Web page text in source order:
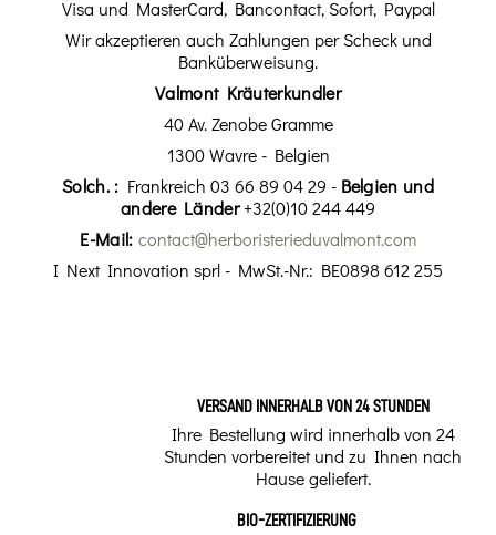
Visa und MasterCard, Bancontact, Sofort, Paypal
Wir akzeptieren auch Zahlungen per Scheck und
Banküberweisung.
Valmont Kräuterkundler
40 Av. Zenobe Gramme
1300 Wavre - Belgien
Solch. : Frankreich 03 66 89 04 29 - Belgien und
andere Länder+32(0)10 244 449
E-Mail: contact@herboristerieduvalmont.com
I Next Innovation sprl - MwSt.-Nr.: BE0898 612 255
VERSAND INNERHALB VON 24 STUNDEN
Ihre Bestellung wird innerhalb von 24
Stunden vorbereitet und zu Ihnen nach
Hause geliefert.
BIO-ZERTIFIZIERUNG